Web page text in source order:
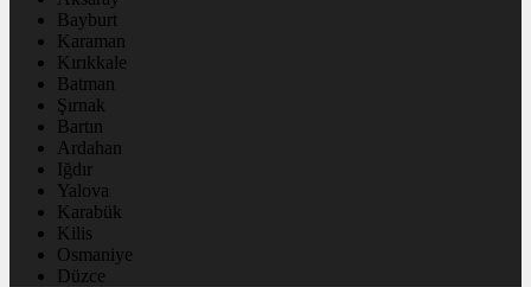
Bayburt
Karaman
Kırıkkale
Batman
Şırnak
Bartın
Ardahan
Iğdır
Yalova
Karabük
Kilis
Osmaniye
Düzce